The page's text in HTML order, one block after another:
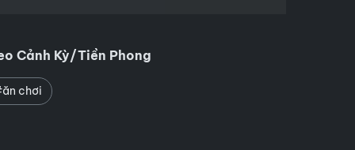
Cảnh Kỳ/Tiền Phong
chơi